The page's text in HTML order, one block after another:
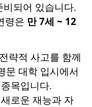
되어 있습니다.
령은 만 7세 ~ 12
략적 사고를 함께
문 대학 입시에서
목입니다.
로운 재능과 자